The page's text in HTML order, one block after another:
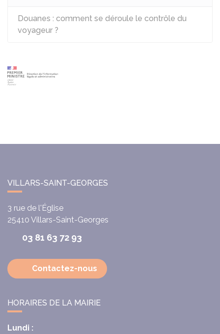
Douanes : comment se déroule le contrôle du
voyageur ?
VILLARS-SAINT-GEORGES
3 rue de l'Église
25410 Villars-Saint-Georges
03 81 63 72 93
Contactez-nous
HORAIRES DE LA MAIRIE
Lundi :